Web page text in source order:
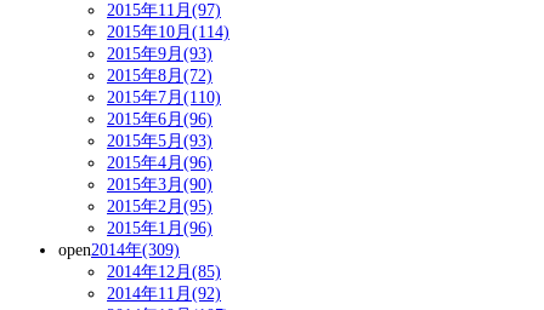
2015年11月(97)
2015年10月(114)
2015年9月(93)
2015年8月(72)
2015年7月(110)
2015年6月(96)
2015年5月(93)
2015年4月(96)
2015年3月(90)
2015年2月(95)
2015年1月(96)
open2014年(309)
2014年12月(85)
2014年11月(92)